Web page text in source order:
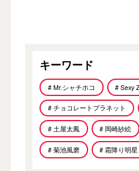
キーワード
# Mr.シャチホコ # Sexy
# チョコレートプラネット
# 土屋太鳳 # 岡崎紗絵
# 菊池風磨 # 霜降り明星